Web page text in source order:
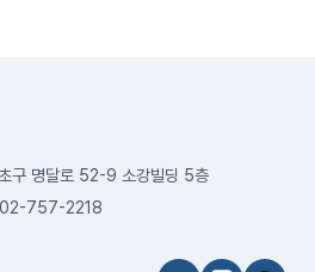
구 명달로 52-9 소강빌딩 5층
757-2218